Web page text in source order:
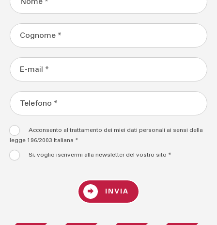
Acconsento al trattamento dei miei dati personali ai sensi della
legge 196/2003 Italiana *
Sì, voglio iscrivermi alla newsletter del vostro sito *
INVIA